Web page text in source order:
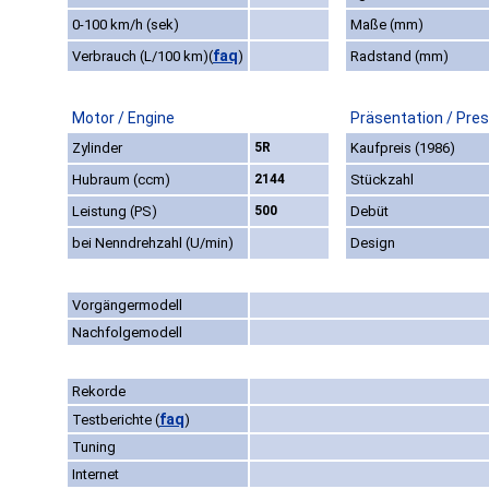
0-100 km/h (sek)
Maße (mm)
Verbrauch (L/100 km)(faq) Radstand (mm)
Motor / Engine Präsentation /
Zylinder 5R
Kaufpreis (1986)
Hubraum (ccm)
2144 Stückzahl
Leistung (PS) 500
Debüt
bei Nenndrehzahl (U/min)
Design
Vorgängermodell
Nachfolgemodell
Rekorde
Testberichte (faq)
Tuning
Internet